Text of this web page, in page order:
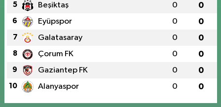
5 Beşiktaş 0 0
6 Eyüpspor 0 0
7 Galatasaray 0 0
8 Çorum FK 0 0
9 Gaziantep FK 0 0
10 Alanyaspor 0 0